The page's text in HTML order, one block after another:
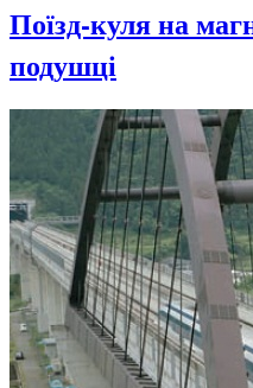
Поїзд-куля на
подушці